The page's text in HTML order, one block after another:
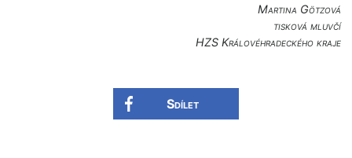
Martina Götzová
tisková mluvčí
HZS Královéhradec­kého kraje
Sdílet